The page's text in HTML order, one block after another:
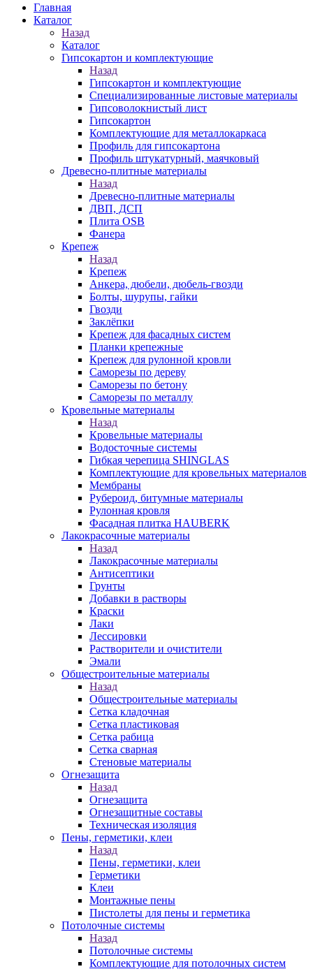
Главная
Каталог
Назад
Каталог
Гипсокартон и комплектующие
Назад
Гипсокартон и комплектующие
Специализированные листовые материалы
Гипсоволокнистый лист
Гипсокартон
Комплектующие для металлокаркаса
Профиль для гипсокартона
Профиль штукатурный, маячковый
Древесно-плитные материалы
Назад
Древесно-плитные материалы
ДВП, ДСП
Плита OSB
Фанера
Крепеж
Назад
Крепеж
Анкера, дюбели, дюбель-гвозди
Болты, шурупы, гайки
Гвозди
Заклёпки
Крепеж для фасадных систем
Планки крепежные
Крепеж для рулонной кровли
Саморезы по дереву
Саморезы по бетону
Саморезы по металлу
Кровельные материалы
Назад
Кровельные материалы
Водосточные системы
Гибкая черепица SHINGLAS
Комплектующие для кровельных материалов
Мембраны
Рубероид, битумные материалы
Рулонная кровля
Фасадная плитка HAUBERK
Лакокрасочные материалы
Назад
Лакокрасочные материалы
Антисептики
Грунты
Добавки в растворы
Краски
Лаки
Лессировки
Растворители и очистители
Эмали
Общестроительные материалы
Назад
Общестроительные материалы
Сетка кладочная
Сетка пластиковая
Сетка рабица
Сетка сварная
Стеновые материалы
Огнезащита
Назад
Огнезащита
Огнезащитные составы
Техническая изоляция
Пены, герметики, клеи
Назад
Пены, герметики, клеи
Герметики
Клеи
Монтажные пены
Пистолеты для пены и герметика
Потолочные системы
Назад
Потолочные системы
Комплектующие для потолочных систем